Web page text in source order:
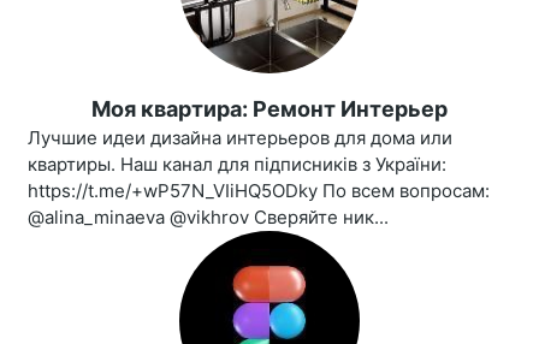
Моя квартира: Ремонт Интерьер
Лучшие идеи дизайна интерьеров для дома или
квартиры. Наш канал для підписників з України:
https://t.me/+wP57N_VIiHQ5ODky По всем вопросам:
@alina_minaeva @vikhrov Сверяйте ник...